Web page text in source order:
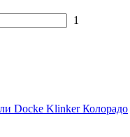
1
Docke Klinker Колорадо